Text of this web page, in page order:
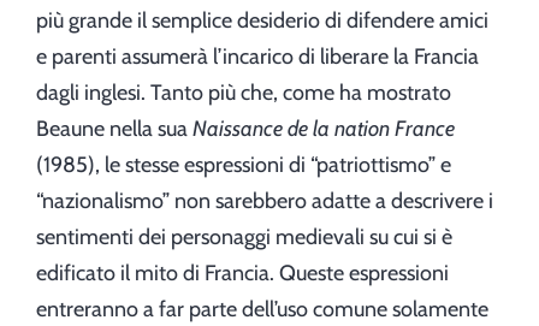
più grande il semplice desiderio di difendere amici
e parenti assumerà l’incarico di liberare la Francia
dagli inglesi. Tanto più che, come ha mostrato
Beaune nella suaNaissance de la nation France
(1985), le stesse espressioni di “patriottismo” e
“nazionalismo” non sarebbero adatte a descrivere i
sentimenti dei personaggi medievali su cui si è
edificato il mito di Francia. Queste espressioni
entreranno a far parte dell’uso comune solamente